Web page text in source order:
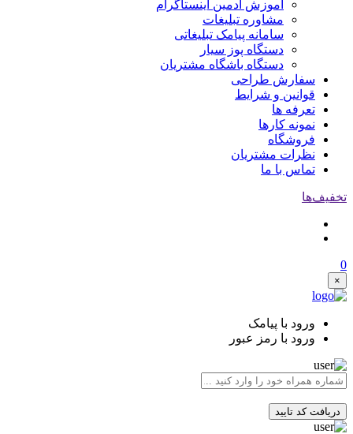
آموزش ادمین اینستاگرام
مشاوره تبلیغات
سامانه پیامک تبلیغاتی
دستگاه پوز سیار
دستگاه باشگاه مشتریان
سفارش طراحی
قوانین و شرایط
تعرفه ها
نمونه کارها
فروشگاه
نظرات مشتریان
تماس با ما
تخفیف‌ها
0
×
ورود با پیامک
ورود با رمز عبور
دریافت کد تایید